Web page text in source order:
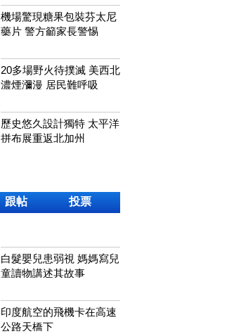
機場驚現糖果包裝芬太尼
藥片 警方籲家長警惕
20多場野火待撲滅 美西北
濃煙瀰漫 居民難呼吸
歷史悠久設計獨特 太平洋
拼布展重返北加州
跟帖 投票
白髮嬰兒患弱視 媽媽寫兒
童讀物講述其故事
印度航空的飛機卡在高速
公路天橋下